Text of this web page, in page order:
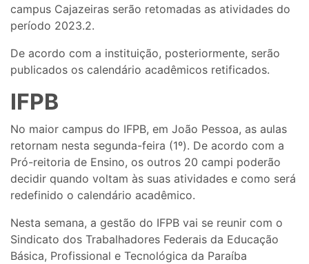
campus Cajazeiras serão retomadas as atividades do
período 2023.2.
De acordo com a instituição, posteriormente, serão
publicados os calendário acadêmicos retificados.
IFPB
No maior campus do IFPB, em João Pessoa, as aulas
retornam nesta segunda-feira (1º). De acordo com a
Pró-reitoria de Ensino, os outros 20 campi poderão
decidir quando voltam às suas atividades e como será
redefinido o calendário acadêmico.
Nesta semana, a gestão do IFPB vai se reunir com o
Sindicato dos Trabalhadores Federais da Educação
Básica, Profissional e Tecnológica da Paraíba